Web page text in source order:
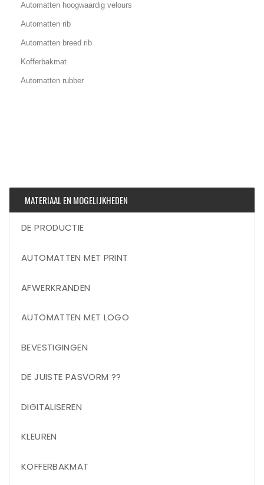
Automatten hoogwaardig velours
Automatten rib
Automatten breed rib
Kofferbakmat
Automatten rubber
MATERIAAL EN MOGELIJKHEDEN
DE PRODUCTIE
AUTOMATTEN MET PRINT
AFWERKRANDEN
AUTOMATTEN MET LOGO
BEVESTIGINGEN
DE JUISTE PASVORM ??
DIGITALISEREN
KLEUREN
KOFFERBAKMAT